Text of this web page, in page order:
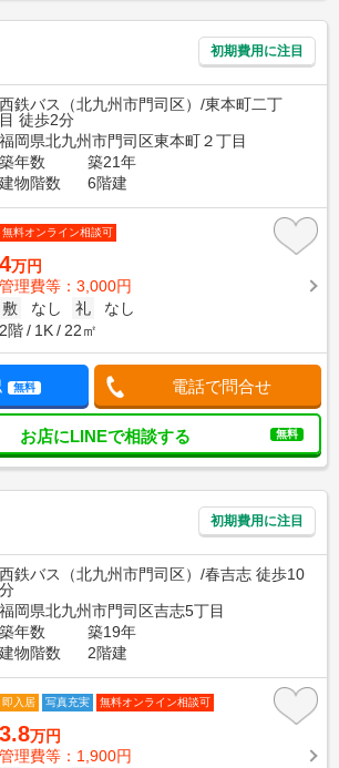
初期費用に注目
西鉄バス（北九州市門司区）/東本町二丁
目 徒歩2分
福岡県北九州市門司区東本町２丁目
築年数
築21年
建物階数
6階建
無料オンライン相談可
4万円
管理費等：3,000円
敷
なし 礼
なし
2階
1K 22㎡
無料 電話で問合せ
お店にLINEで相談する 無料
初期費用に注目
西鉄バス（北九州市門司区）/春吉志 徒歩10
分
福岡県北九州市門司区吉志5丁目
築年数
築19年
建物階数
2階建
即入居 写真充実 無料オンライン相談可
3.8万円
管理費等：1,900円